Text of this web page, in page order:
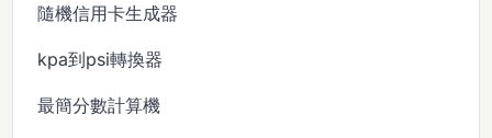
隨機信用卡生成器
kpa到psi轉換器
最簡分數計算機